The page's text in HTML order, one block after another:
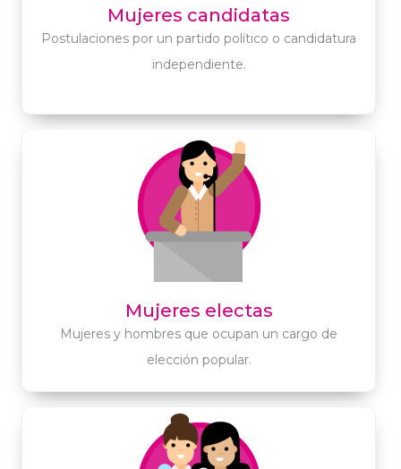
Mujeres candidatas
Postulaciones por un partido político o candidatura
independiente.
Mujeres electas
Mujeres y hombres que ocupan un cargo de
elección popular.